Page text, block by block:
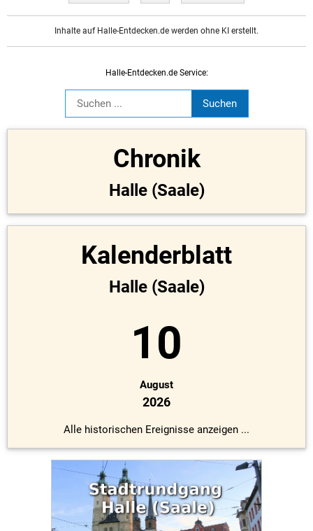
Inhalte auf Halle-Entdecken.de werden ohne KI erstellt.
Halle-Entdecken.de Service:
Chronik
Halle (Saale)
Kalenderblatt
Halle (Saale)
10
August
2026
Alle historischen Ereignisse anzeigen ...